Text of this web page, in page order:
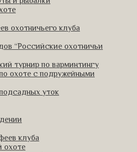
охотничьего клуба
“Российские охотничьи
турнир по варминтингу
охоте с подружейными
уток
клуба
охоте